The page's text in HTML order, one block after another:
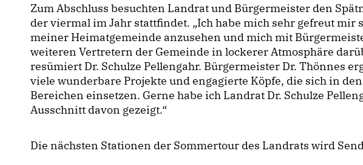
Zum Abschluss besuchten Landrat und Bürgermeister den
der viermal im Jahr stattfindet. „Ich habe mich sehr gefreut mir
meiner Heimatgemeinde anzusehen und mich mit
weiteren Vertretern der Gemeinde in lockerer Atmosphäre
resümiert Dr. Schulze Pellengahr. Bürgermeister Dr. Thönnes
viele wunderbare Projekte und engagierte Köpfe, die sich in
Bereichen einsetzen. Gerne habe ich Landrat Dr. Schulze
Ausschnitt davon gezeigt.“
Die nächsten Stationen der Sommertour des Landrats wird